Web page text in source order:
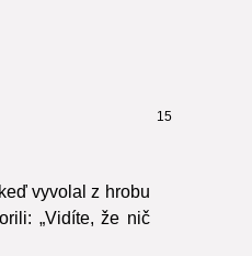
15
vyvolal z hrobu
„Vidíte, že nič